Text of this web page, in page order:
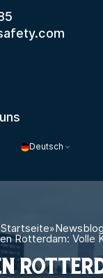
Deutsch
Startseite»Newsblog
Rotterdam: Volle